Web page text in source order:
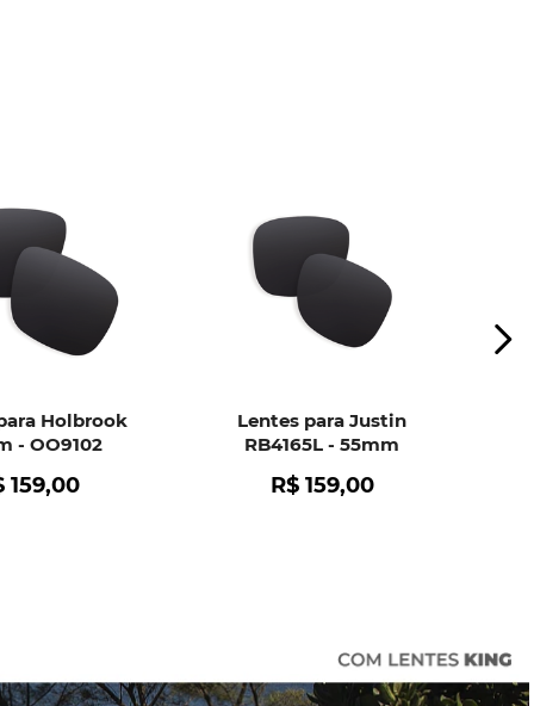
Holbrook
- OO9102
159,00
Lentes para Justin
RB4165L - 55mm
R$ 159,00